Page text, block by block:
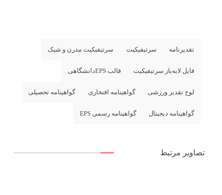
تقدیرنامه سرتیفیکیت سرتیفیکیت مدرن و شیک
فایل لایه‌باز سرتیفیکیت قالب EPSدانشگاهی
لوح تقدیر ورزشی گواهینامه افتخاری گواهینامه تحصیلی
گواهینامه دیجیتال گواهینامه رسمی EPS
تصاویر مرتبط